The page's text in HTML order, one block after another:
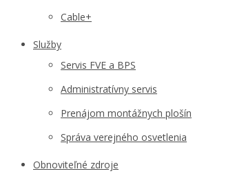
Cable+
Služby
Servis FVE a BPS
Administratívny servis
Prenájom montážnych plošín
Správa verejného osvetlenia
Obnoviteľné zdroje